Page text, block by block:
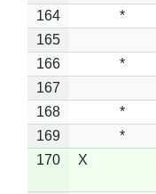
164
*
165
166
*
167
168
*
169
*
170
X